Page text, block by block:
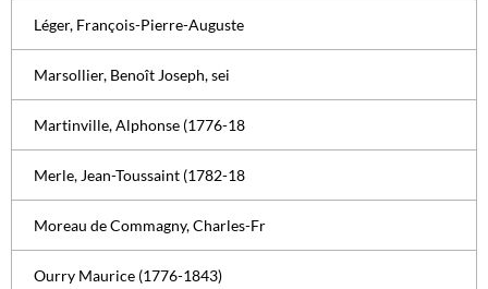
Léger, François-Pierre-Auguste
Marsollier, Benoît Joseph, sei
Martinville, Alphonse (1776-18
Merle, Jean-Toussaint (1782-18
Moreau de Commagny, Charles-Fr
Ourry Maurice (1776-1843)